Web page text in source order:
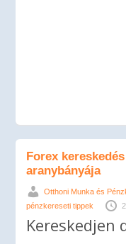
Forex
aranybányája
Otthoni Munka és
pénzkereseti tippek
Kereskedjen